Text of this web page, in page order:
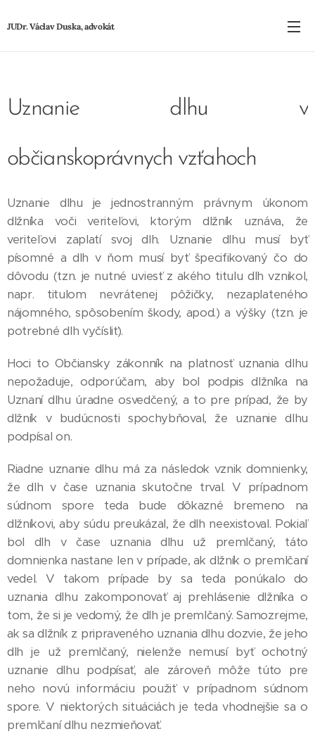
JUDr. Václav Duska, advokát
Uznanie dlhu v
občianskoprávnych vzťahoch
Uznanie dlhu je jednostranným právnym úkonom
dlžníka voči veriteľovi, ktorým dlžník uznáva, že
veriteľovi zaplatí svoj dlh. Uznanie dlhu musí byť
písomné a dlh v ňom musí byť špecifikovaný čo do
dôvodu (tzn. je nutné uviesť z akého titulu dlh vznikol,
napr. titulom nevrátenej pôžičky, nezaplateného
nájomného, spôsobením škody, apod.) a výšky (tzn. je
potrebné dlh vyčísliť).
Hoci to Občiansky zákonník na platnosť uznania dlhu
nepožaduje, odporúčam, aby bol podpis dlžníka na
Uznaní dlhu úradne osvedčený, a to pre prípad, že by
dlžník v budúcnosti spochybňoval, že uznanie dlhu
podpísal on.
Riadne uznanie dlhu má za následok vznik domnienky,
že dlh v čase uznania skutočne trval. V prípadnom
súdnom spore teda bude dôkazné bremeno na
dlžníkovi, aby súdu preukázal, že dlh neexistoval. Pokiaľ
bol dlh v čase uznania dlhu už premlčaný, táto
domnienka nastane len v prípade, ak dlžník o premlčaní
vedel. V takom prípade by sa teda ponúkalo do
uznania dlhu zakomponovať aj prehlásenie dlžníka o
tom, že si je vedomý, že dlh je premlčaný. Samozrejme,
ak sa dlžník z pripraveného uznania dlhu dozvie, že jeho
dlh je už premlčaný, nielenže nemusí byť ochotný
uznanie dlhu podpísať, ale zároveň môže túto pre
neho novú informáciu použiť v prípadnom súdnom
spore. V niektorých situáciách je teda vhodnejšie sa o
premlčaní dlhu nezmieňovať.